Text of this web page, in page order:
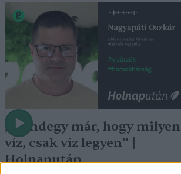
„Mindegy már, hogy milyen
víz, csak víz legyen” |
Holnapután